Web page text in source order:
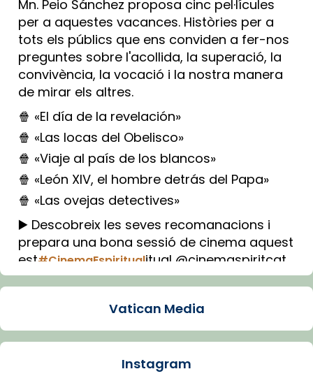
Mn. Peio Sánchez proposa cinc pel·lícules
per a aquestes vacances. Històries per a
tots els públics que ens conviden a fer-nos
preguntes sobre l'acollida, la superació, la
convivència, la vocació i la nostra manera
de mirar els altres.
🍿 «El día de la revelación»
🍿 «Las locas del Obelisco»
🍿 «Viaje al país de los blancos»
🍿 «León XIV, el hombre detrás del Papa»
🍿 «Las ovejas detectives»
▶️ Descobreix les seves recomanacions i
prepara una bona sessió de cinema aquest
est#CinemaEspiritualitual @cinemaspiritcat
Imatge: Generada amb IA (OpenAI)
Arquebisbat de Barcelona
Vatican Media
Instagram